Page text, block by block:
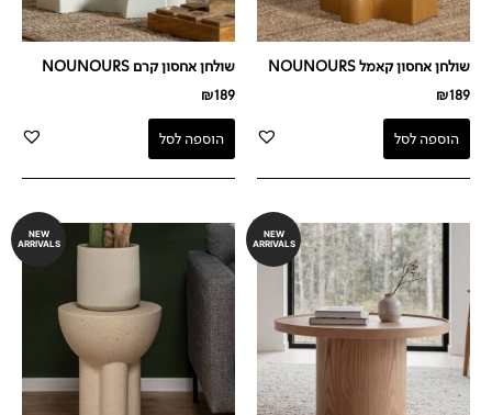
שולחן אחסון קאמל NOUNOURS
₪189
הוספה לסל
שולחן אחסון קרם NOUNOURS
₪189
הוספה לסל
NEW
ARRIVALS
NEW
ARRIVALS